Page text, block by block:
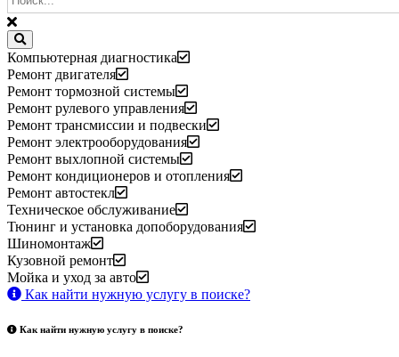
Компьютерная диагностика
Ремонт двигателя
Ремонт тормозной системы
Ремонт рулевого управления
Ремонт трансмиссии и подвески
Ремонт электрооборудования
Ремонт выхлопной системы
Ремонт кондиционеров и отопления
Ремонт автостекл
Техническое обслуживание
Тюнинг и установка допоборудования
Шиномонтаж
Кузовной ремонт
Мойка и уход за авто
Как найти нужную услугу в поиске?
Как найти нужную услугу в поиске?